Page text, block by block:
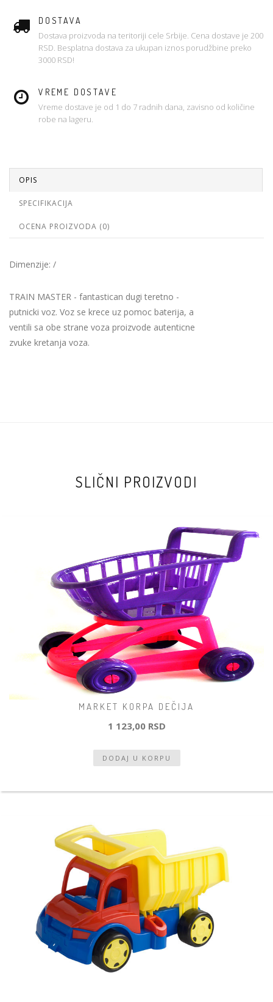
DOSTAVA
Dostava proizvoda na teritoriji cele Srbije. Cena dostave je 200
RSD. Besplatna dostava za ukupan iznos porudžbine preko
3000 RSD!
VREME DOSTAVE
Vreme dostave je od 1 do 7 radnih dana, zavisno od količine
robe na lageru.
OPIS
SPECIFIKACIJA
OCENA PROIZVODA (0)
Dimenzije: /
TRAIN MASTER - fantastican dugi teretno -
putnicki voz. Voz se krece uz pomoc baterija, a
ventili sa obe strane voza proizvode autenticne
zvuke kretanja voza.
SLIČNI PROIZVODI
MARKET KORPA DEČIJA
1 123,00 RSD